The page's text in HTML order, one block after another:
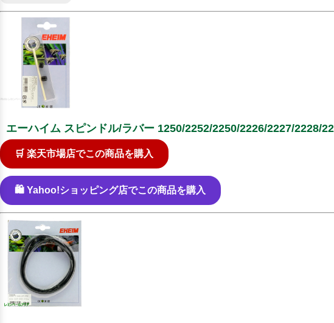
エーハイム スピンドル/ラバー 1250/2252/2250/2226/2227/2228/
🛒 楽天市場店でこの商品を購入
🛍️ Yahoo!ショッピング店でこの商品を購入